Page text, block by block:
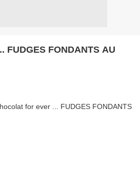
FUDGES FONDANTS AU